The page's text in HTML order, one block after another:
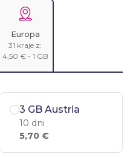
Europa
31 kraje z:
4,50 € - 1 GB
3 GB Austria
10 dni
5,70 €